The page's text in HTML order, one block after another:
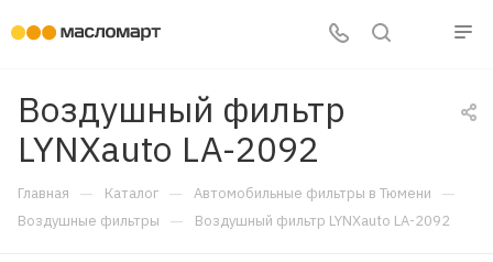
Воздушный фильтр
LYNXauto LA-2092
Главная — Каталог — Автомобильные фильтры в Тюмени —
Воздушные фильтры — Воздушный фильтр LYNXauto LA-2092